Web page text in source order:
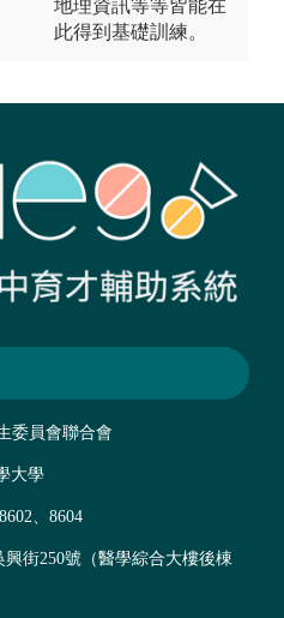
地理資訊等等皆能在
此得到基礎訓練。
委員會聯合會
大學
、8604
興街250號（醫學綜合大樓後棟